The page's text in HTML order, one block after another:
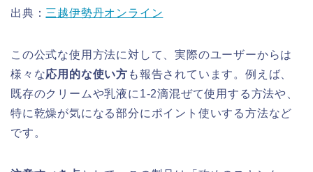
出典： 三越伊勢丹オンライン
この公式な使用方法に対して、実際のユーザーからは
様々な応用的な使い方 も報告されています。例えば、
既存のクリームや乳液に1-2滴混ぜて使用する方法や、
特に乾燥が気になる部分にポイント使いする方法など
です。